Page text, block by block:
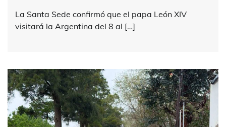
La Santa Sede confirmó que el papa León XIV
visitará la Argentina del 8 al […]